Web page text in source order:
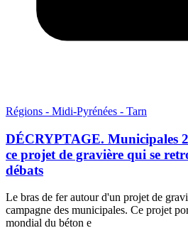
Régions - Midi-Pyrénées - Tarn
DÉCRYPTAGE. Municipales
ce projet de gravière qui se
débats
Le bras de fer autour d'un projet de
campagne des municipales. Ce projet
mondial du béton e